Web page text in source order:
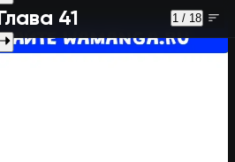
Глава 41 1 / 18